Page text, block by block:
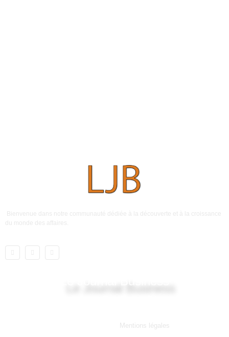
Bienvenue dans notre communauté dédiée à la découverte et à la croissance
du monde des affaires.
Mentions légales